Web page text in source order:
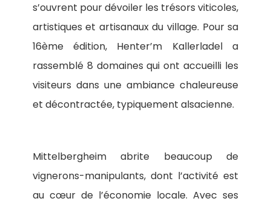
s’ouvrent pour dévoiler les trésors viticoles,
artistiques et artisanaux du village. Pour sa
16ème édition, Henter’m Kallerladel a
rassemblé 8 domaines qui ont accueilli les
visiteurs dans une ambiance chaleureuse
et décontractée, typiquement alsacienne.
Mittelbergheim abrite beaucoup de
vignerons-manipulants, dont l’activité est
au cœur de l’économie locale. Avec ses